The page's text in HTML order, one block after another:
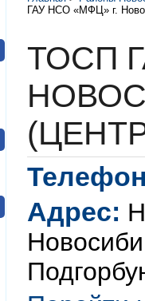
ГАУ НСО «МФЦ» г.
ТОСП
Адрес: